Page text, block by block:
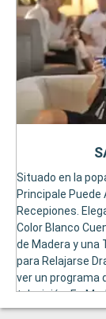
Situado en la
Principale Puede
Recepiones.
Color Blanco
de Madera y una
para Relajarse
ver un programa
televisión. En
la "Hora del Té".